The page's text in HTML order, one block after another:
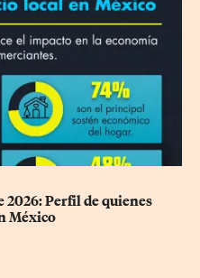
2026: Perfil de quienes
México